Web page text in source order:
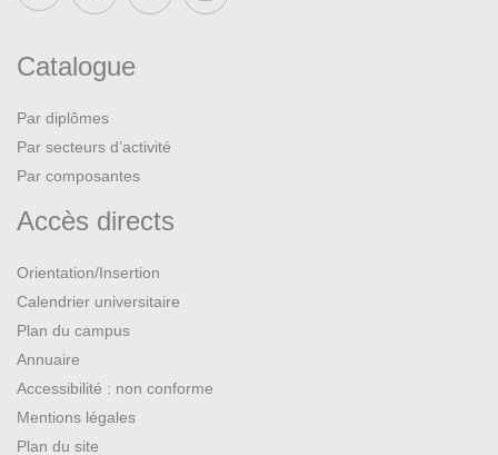
Catalogue
Par diplômes
Par secteurs d’activité
Par composantes
Accès directs
Orientation/Insertion
Calendrier universitaire
Plan du campus
Annuaire
Accessibilité : non conforme
Mentions légales
Plan du site